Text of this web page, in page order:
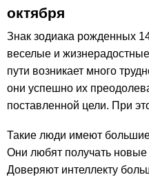
октября
Знак зодиака рожденных
веселые и
пути возникает много
они успешно их
поставленной цели. При
Такие люди имеют
Они любят получать новые
Доверяют интеллекту